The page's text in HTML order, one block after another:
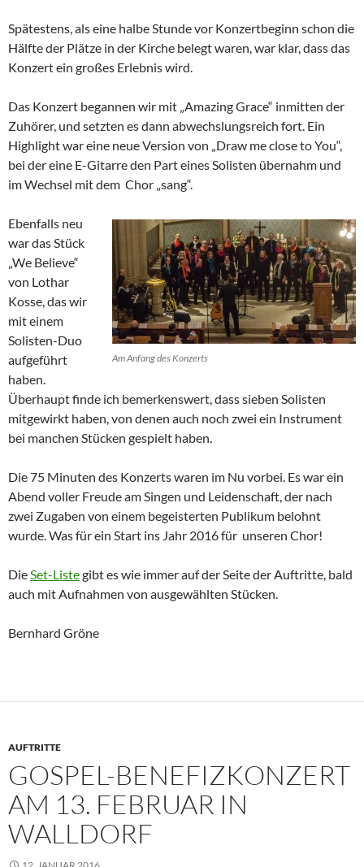
Spätestens, als eine halbe Stunde vor Konzertbeginn schon die
Hälfte der Plätze in der Kirche belegt waren, war klar, dass das
Konzert ein großes Erlebnis wird.
Das Konzert begannen wir mit „Amazing Grace“ inmitten der
Zuhörer, und setzten es dann abwechslungsreich fort. Ein
Highlight war eine neue Version von „Draw me close to You“,
bei der eine E-Gitarre den Part eines Solisten übernahm und
im Wechsel mit dem Chor „sang“.
Am Anfang des Konzerts
Ebenfalls neu
war das Stück
„We Believe“
von Lothar
Kosse, das wir
mit einem
Solisten-Duo
aufgeführt
haben.
Überhaupt finde ich bemerkenswert, dass sieben Solisten
mitgewirkt haben, von denen auch noch zwei ein Instrument
bei manchen Stücken gespielt haben.
Die 75 Minuten des Konzerts waren im Nu vorbei. Es war ein
Abend voller Freude am Singen und Leidenschaft, der nach
zwei Zugaben von einem begeisterten Publikum belohnt
wurde. Was für ein Start ins Jahr 2016 für unseren Chor!
DieSet-Listegibt es wie immer auf der Seite der Auftritte, bald
auch mit Aufnahmen von ausgewählten Stücken.
Bernhard Gröne
AUFTRITTE
GOSPEL-BENEFIZKONZERT
AM 13. FEBRUAR IN
WALLDORF